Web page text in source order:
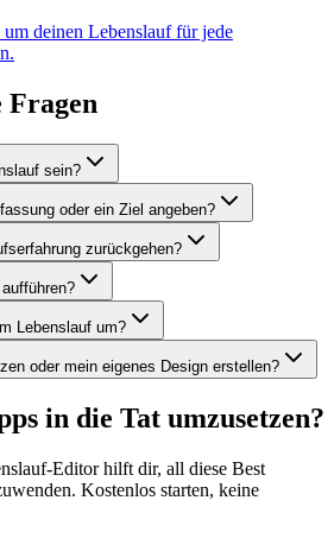
deinen Lebenslauf für jede
Fragen
sein?
oder ein Ziel angeben?
zurückgehen?
Lebenslauf um?
oder mein eigenes Design erstellen?
in die Tat umzusetzen?
Editor hilft dir, all diese Best
Kostenlos starten, keine